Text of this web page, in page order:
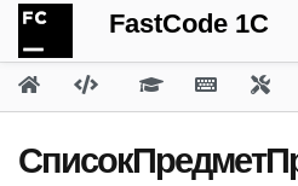
FastCode 1C